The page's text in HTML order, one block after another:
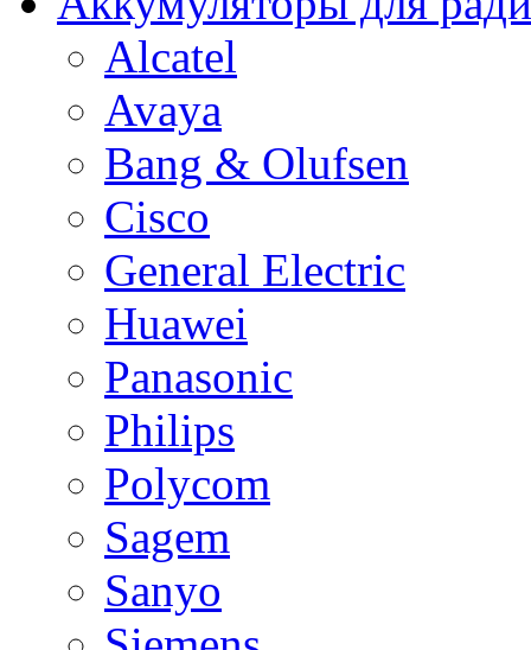
Alcatel
Avaya
Bang & Olufsen
Cisco
General Electric
Huawei
Panasonic
Philips
Polycom
Sagem
Sanyo